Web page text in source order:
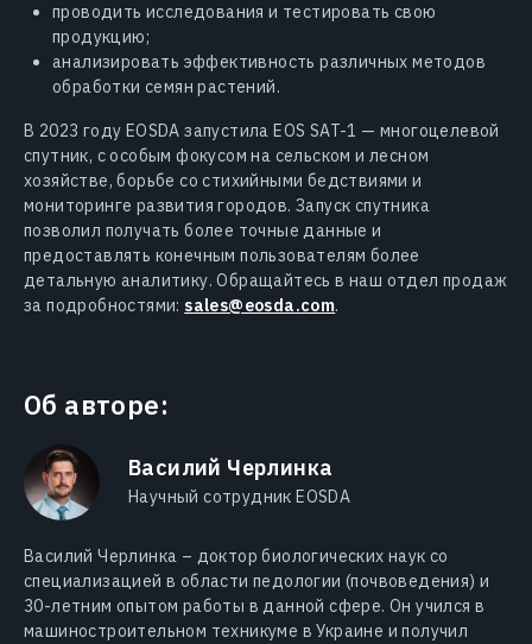
проводить исследования и тестировать свою
продукцию;
анализировать эффективность различных методов
обработки семян растений.
В 2023 году EOSDA запустила EOS SAT-1 — многоцелевой
спутник, с особым фокусом на сельском и лесном
хозяйстве, борьбе со стихийными бедствиями и
мониторинге развития городов. Запуск спутника
позволил получать более точные данные и
предоставлять конечным пользователям более
детальную аналитику. Обращайтесь в наш отдел продаж
за подробностями: sales@eosda.com.
Об авторе:
Василий Черлинка
Научный сотрудник EOSDA
Василий Черлинка – доктор биологических наук со
специализацией в области педологии (почвоведения) и
30-летним опытом работы в данной сфере. Он учился в
машиностроительном техникуме в Украине и получил